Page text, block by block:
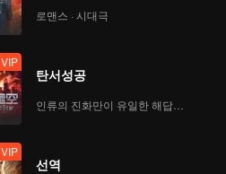
로맨스 · 시대극
VIP
탄서성공
인류의 진화만이 유일한 해답이다
VIP
선역